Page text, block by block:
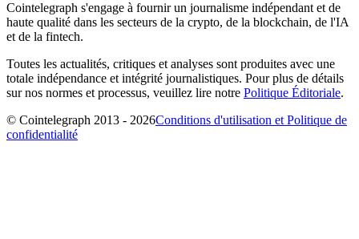
Cointelegraph s'engage à fournir un journalisme indépendant et de
haute qualité dans les secteurs de la crypto, de la blockchain, de l'IA
et de la fintech.
Toutes les actualités, critiques et analyses sont produites avec une
totale indépendance et intégrité journalistiques. Pour plus de détails
sur nos normes et processus, veuillez lire notre Politique Éditoriale.
© Cointelegraph 2013 - 2026Conditions d'utilisation et Politique de
confidentialité